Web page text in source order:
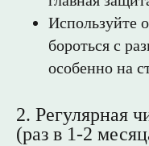
Используйте
бороться с
особенно на
2. Регулярная
(раз в 1-2